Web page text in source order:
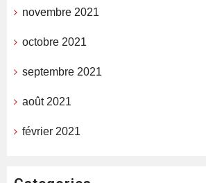
novembre 2021
octobre 2021
septembre 2021
août 2021
février 2021